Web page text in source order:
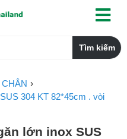
304 KT 82*45cm . vòi
lớn inox SUS